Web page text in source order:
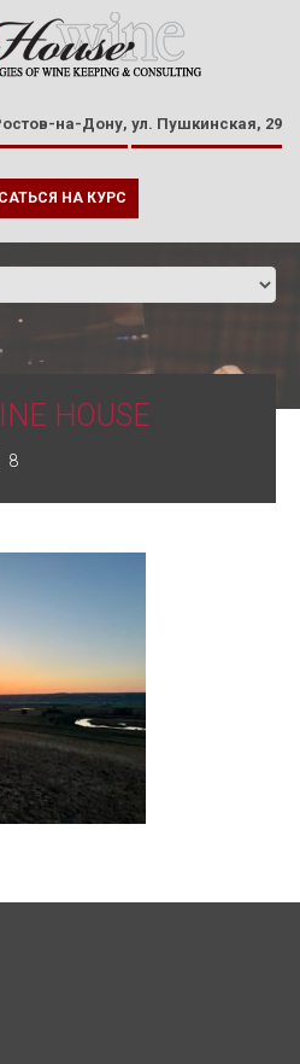
на-Дону, ул. Пушкинская, 29
НА КУРС
HOUSE
8